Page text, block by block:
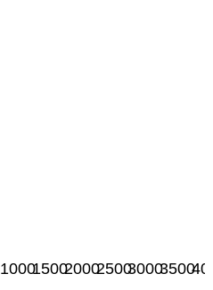
100015002000250030003500